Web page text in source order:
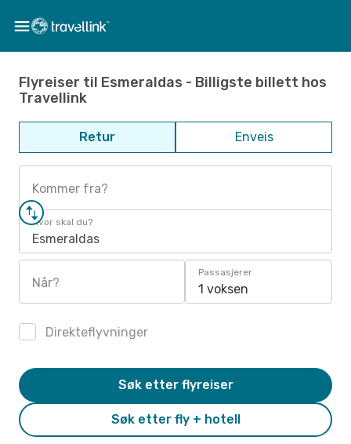
Flyreiser til Esmeraldas - Billigste billett hos
Travellink
Retur Enveis
Kommer fra?
Hvor skal du?
Esmeraldas
Når?
Passasjerer
1 voksen
Direkteflyvninger
Søk etter fly + hotell
Søk etter flyreiser